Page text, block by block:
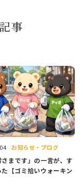
事
お知らせ・ブログ
さまです」の一言が、す
【ゴミ拾いウォーキン